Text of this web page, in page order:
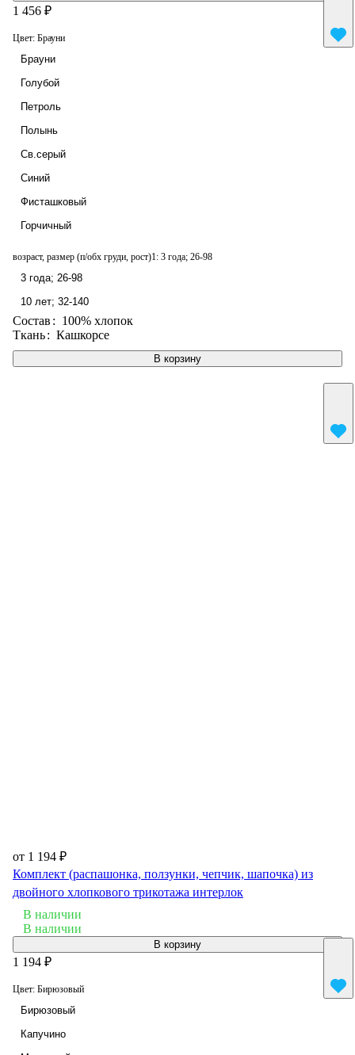
В корзину
1 456 ₽
Цвет: Брауни
Брауни
Голубой
Петроль
Полынь
Св.серый
Синий
Фисташковый
Горчичный
возраст, размер (п/обх груди, рост)1: 3 года; 26-98
3 года; 26-98
10 лет; 32-140
Состав: 100% хлопок
Ткань: Кашкорсе
от 1 194 ₽
Комплект (распашонка, ползунки, чепчик, шапочка) из
двойного хлопкового трикотажа интерлок
В наличии
В наличии
В корзину
1 194 ₽
Цвет: Бирюзовый
Бирюзовый
Капучино